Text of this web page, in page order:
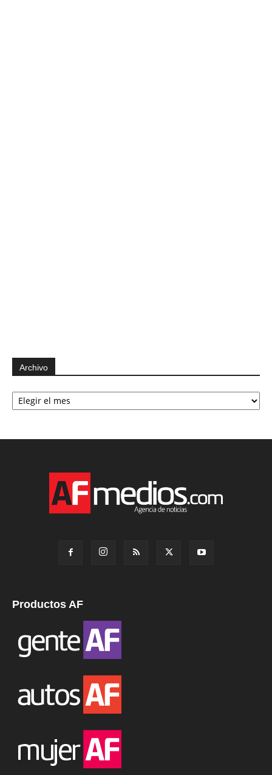
Archivo
Archivo
Productos AF